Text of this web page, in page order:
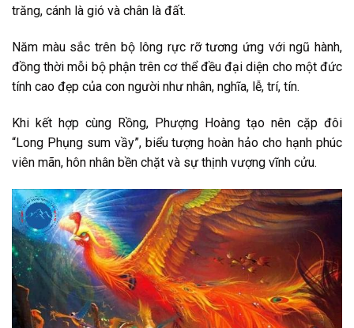
trăng, cánh là gió và chân là đất.
Năm màu sắc trên bộ lông rực rỡ tương ứng với ngũ hành,
đồng thời mỗi bộ phận trên cơ thể đều đại diện cho một đức
tính cao đẹp của con người như nhân, nghĩa, lễ, trí, tín.
Khi kết hợp cùng Rồng, Phượng Hoàng tạo nên cặp đôi
“Long Phụng sum vầy”, biểu tượng hoàn hảo cho hạnh phúc
viên mãn, hôn nhân bền chặt và sự thịnh vượng vĩnh cửu.